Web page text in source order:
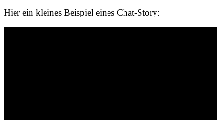
Hier ein kleines Beispiel eines Chat-Story: